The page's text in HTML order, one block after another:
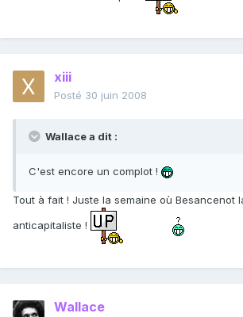
xiii
Posté 30 juin 2008
Wallace a dit :
C'est encore un complot !
Tout à fait ! Juste la semaine où Besancenot
anticapitaliste !
Wallace